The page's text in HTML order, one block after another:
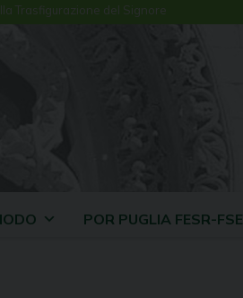
Trasfigurazione del Signore
POR PUGLIA FESR-FSE